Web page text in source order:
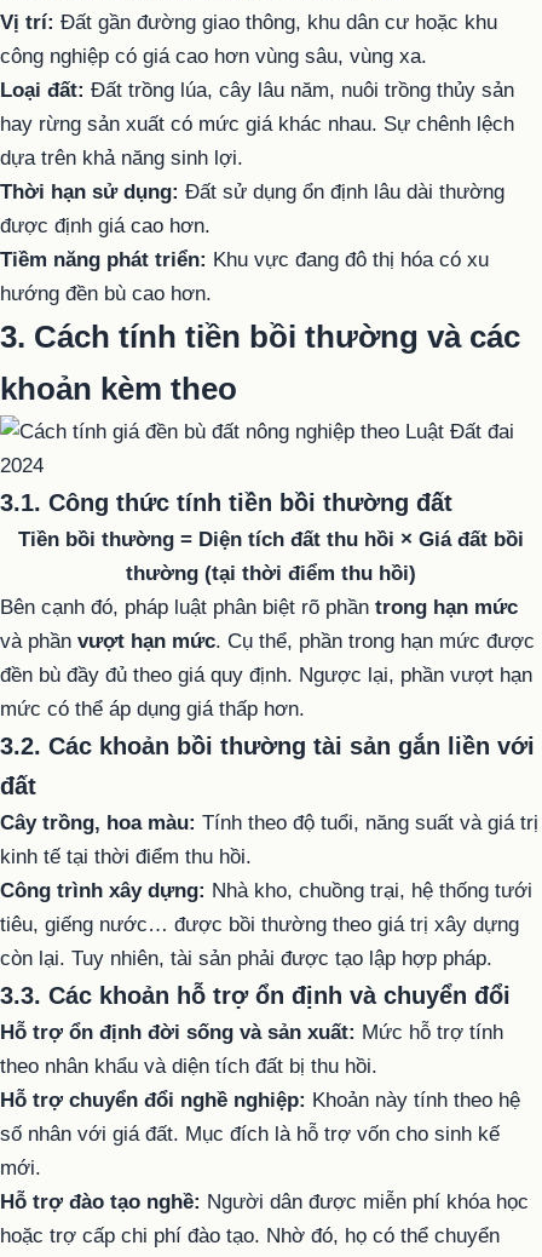
Vị trí: Đất gần đường giao thông, khu dân cư hoặc khu
công nghiệp có giá cao hơn vùng sâu, vùng xa.
Loại đất: Đất trồng lúa, cây lâu năm, nuôi trồng thủy sản
hay rừng sản xuất có mức giá khác nhau. Sự chênh lệch
dựa trên khả năng sinh lợi.
Thời hạn sử dụng: Đất sử dụng ổn định lâu dài thường
được định giá cao hơn.
Tiềm năng phát triển: Khu vực đang đô thị hóa có xu
hướng đền bù cao hơn.
3. Cách tính tiền bồi thường và các
khoản kèm theo
3.1. Công thức tính tiền bồi thường đất
Tiền bồi thường = Diện tích đất thu hồi × Giá đất bồi
thường (tại thời điểm thu hồi)
Bên cạnh đó, pháp luật phân biệt rõ phần trong hạn mức
và phần vượt hạn mức. Cụ thể, phần trong hạn mức được
đền bù đầy đủ theo giá quy định. Ngược lại, phần vượt hạn
mức có thể áp dụng giá thấp hơn.
3.2. Các khoản bồi thường tài sản gắn liền với
đất
Cây trồng, hoa màu: Tính theo độ tuổi, năng suất và giá trị
kinh tế tại thời điểm thu hồi.
Công trình xây dựng: Nhà kho, chuồng trại, hệ thống tưới
tiêu, giếng nước… được bồi thường theo giá trị xây dựng
còn lại. Tuy nhiên, tài sản phải được tạo lập hợp pháp.
3.3. Các khoản hỗ trợ ổn định và chuyển đổi
Hỗ trợ ổn định đời sống và sản xuất: Mức hỗ trợ tính
theo nhân khẩu và diện tích đất bị thu hồi.
Hỗ trợ chuyển đổi nghề nghiệp: Khoản này tính theo hệ
số nhân với giá đất. Mục đích là hỗ trợ vốn cho sinh kế
mới.
Hỗ trợ đào tạo nghề: Người dân được miễn phí khóa học
hoặc trợ cấp chi phí đào tạo. Nhờ đó, họ có thể chuyển